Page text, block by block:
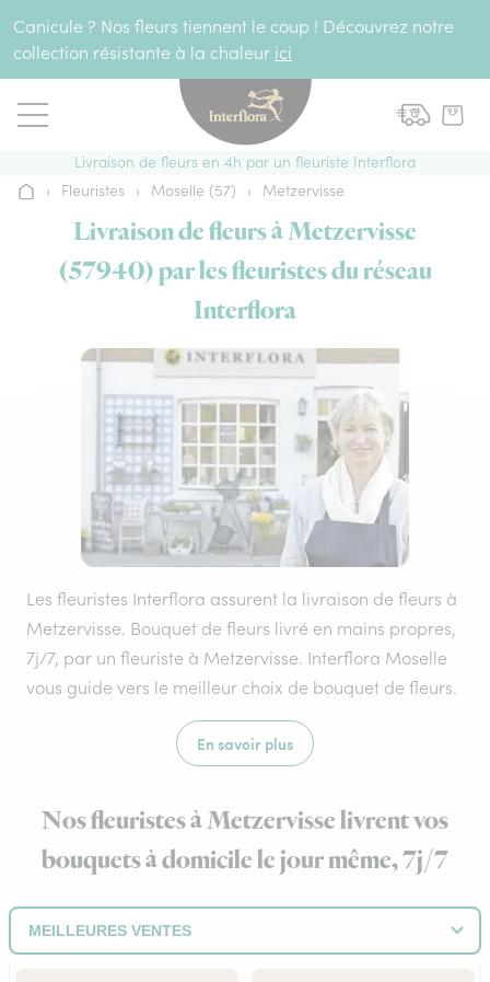
Canicule ? Nos fleurs tiennent le coup ! Découvrez notre
collection résistante à la chaleur ici
Livraison de fleurs en 4h par un fleuriste Interflora
Accueil
› Fleuristes › Moselle (57) › Metzervisse
Livraison de fleurs à Metzervisse
(57940) par les fleuristes du réseau
Interflora
Les fleuristes Interflora assurent la livraison de fleurs à
Metzervisse. Bouquet de fleurs livré en mains propres,
7j/7, par un fleuriste à Metzervisse. Interflora Moselle
vous guide vers le meilleur choix de bouquet de fleurs.
En savoir plus
Nos fleuristes à Metzervisse livrent vos
bouquets à domicile le jour même, 7j/7